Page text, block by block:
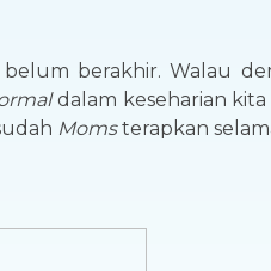
berakhir. Walau
dalam keseharian
Momsterapkan